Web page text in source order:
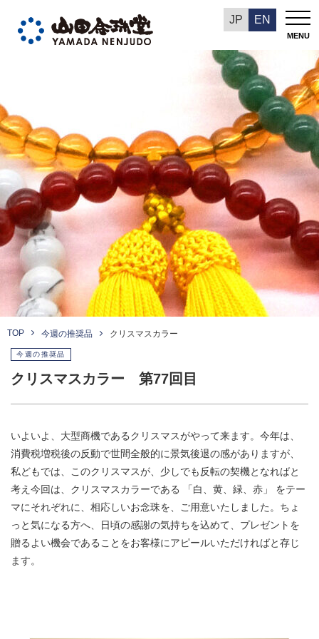
JP EN
MENU
今週の推奨品
TOP 今週の推奨品 クリスマスカラー
今週の推奨品
クリスマスカラー 第77回目
いよいよ、大型商機であるクリスマスがやって来ます。今年は、
消費税増税後の反動で世間全般的に景気後退の感がありますが、
私どもでは、このクリスマスが、少しでも反転の契機となればと
考え今回は、クリスマスカラーである 「白、黄、緑、赤」 をテー
マにそれぞれに、相応しいお念珠を、ご用意いたしました。ちょ
っと気になる方へ、日頃の感謝の気持ちを込めて、プレゼントを
贈るよい機会であることをお客様にアピールいただければと存じ
ます。